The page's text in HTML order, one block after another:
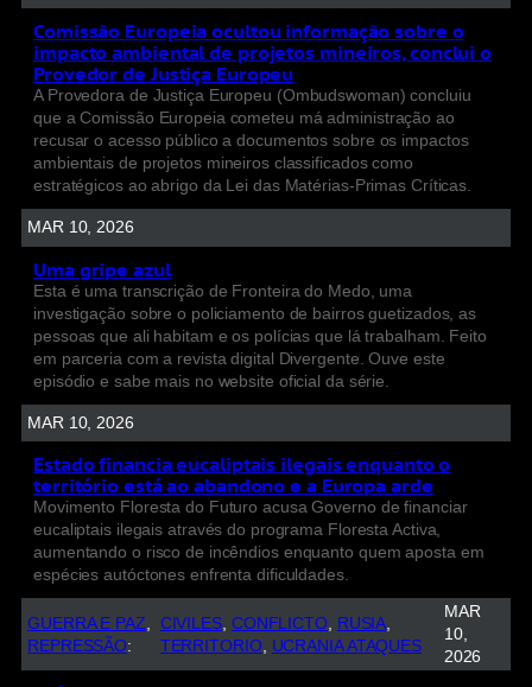
Comissão Europeia ocultou informação sobre o
impacto ambiental de projetos mineiros, conclui o
Provedor de Justiça Europeu
A Provedora de Justiça Europeu (Ombudswoman) concluiu
que a Comissão Europeia cometeu má administração ao
recusar o acesso público a documentos sobre os impactos
ambientais de projetos mineiros classificados como
estratégicos ao abrigo da Lei das Matérias-Primas Críticas.
MAR 10, 2026
Uma gripe azul
Esta é uma transcrição de Fronteira do Medo, uma
investigação sobre o policiamento de bairros guetizados, as
pessoas que ali habitam e os polícias que lá trabalham. Feito
em parceria com a revista digital Divergente. Ouve este
episódio e sabe mais no website oficial da série.
MAR 10, 2026
Estado financia eucaliptais ilegais enquanto o
território está ao abandono e a Europa arde
Movimento Floresta do Futuro acusa Governo de financiar
eucaliptais ilegais através do programa Floresta Activa,
aumentando o risco de incêndios enquanto quem aposta em
espécies autóctones enfrenta dificuldades.
GUERRA E PAZ
REPRESSÃO:
CIVILES CONFLICTO, RUSIA
TERRITORIO, UCRANIA ATAQUES
MAR
10,
2026